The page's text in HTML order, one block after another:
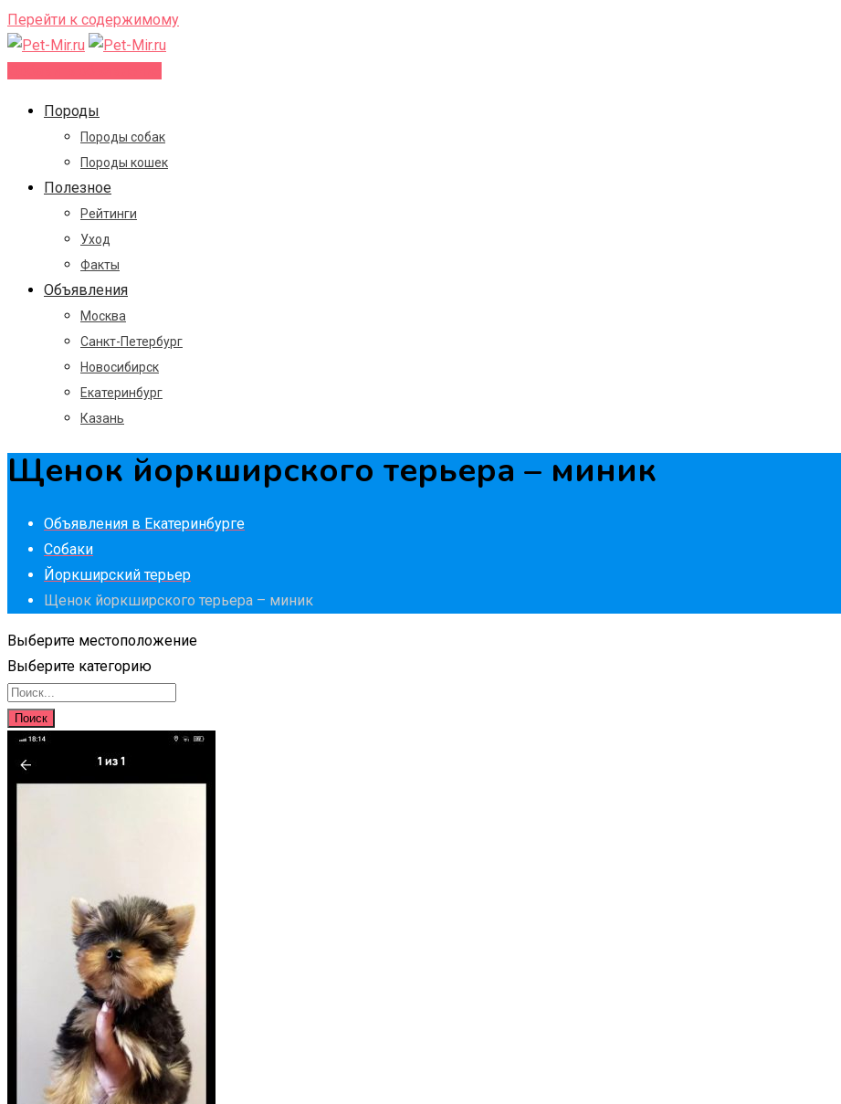
Перейти к содержимому
Породы
Породы собак
Породы кошек
Полезное
Рейтинги
Уход
Факты
Объявления
Москва
Санкт-Петербург
Новосибирск
Екатеринбург
Казань
Щенок йоркширского терьера – миник
Объявления в Екатеринбурге
Собаки
Йоркширский терьер
Щенок йоркширского терьера – миник
Выберите местоположение
Выберите категорию
Поиск